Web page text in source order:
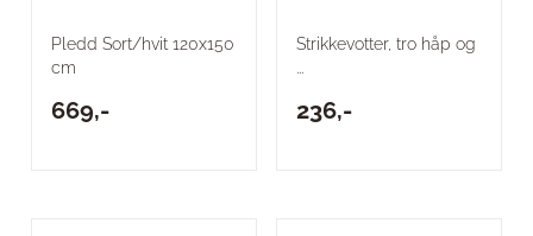
Pledd Sort/hvit 120x150
cm
669,-
Strikkevotter, tro håp og
236,-